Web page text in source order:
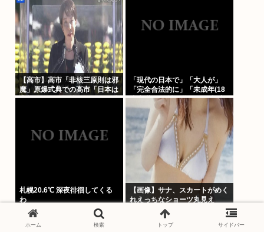
【高市】高市「非核三原則は邪
魔」原爆式典での高市「日本は
非核三原則を堅持しており、唯
「現代の日本で」「大人が」
「完全合法的に」「未成年(18
歳未満)」と性行為をする方法
ってあるの？
札幌20.6℃ 深夜徘徊してくる
わ
【画像】サナ、スカートがめく
れえっちなショーツ丸見え
ホーム 検索 トップ サイドバー